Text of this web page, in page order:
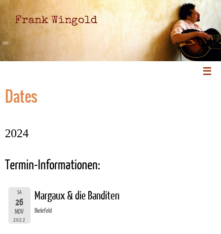
Frank Wingold
Dates
2024
Termin-Informationen:
SA
26
NOV
2022
Margaux & die Banditen
Bielefeld